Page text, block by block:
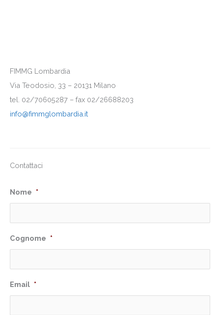
FIMMG Lombardia
Via Teodosio, 33 – 20131 Milano
tel. 02/70605287 – fax 02/26688203
info@fimmglombardia.it
Contattaci
Nome *
Cognome *
Email *